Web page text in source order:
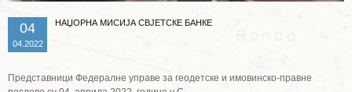
04
04.2022
НАЏОРНА МИСИЈА СВЈЕТСКЕ БАНКЕ
Представници Федералне управе за геодетске и имовинско-правне